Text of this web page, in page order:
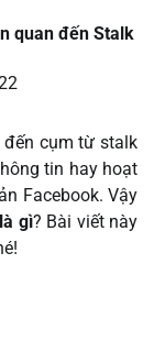
quan đến Stalk
cụm từ stalk
tin hay hoạt
Facebook. Vậy
gì? Bài viết này